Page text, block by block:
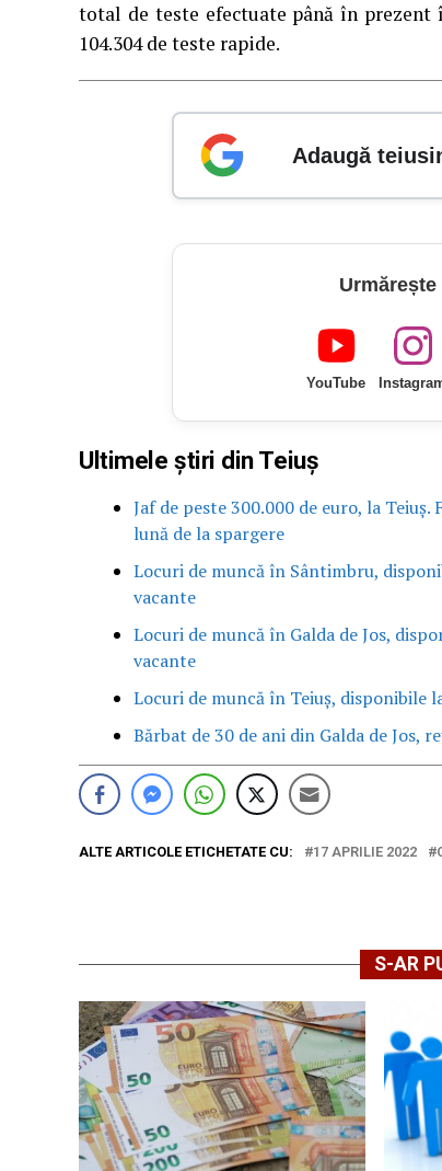
total de teste efectuate până în prezent
104.304 de teste rapide.
Adaugă
YouTube
Ultimele știri din Teiuș
Jaf de peste 300.000 de euro, la
lună de la spargere
Locuri de muncă în Sântimbru,
vacante
Locuri de muncă în Galda de Jos,
vacante
Locuri de muncă în Teiuș, disponibile
Bărbat de 30 de ani din Galda de
ALTE ARTICOLE ETICHETATE CU: 17 APRILIE 2022
S-AR